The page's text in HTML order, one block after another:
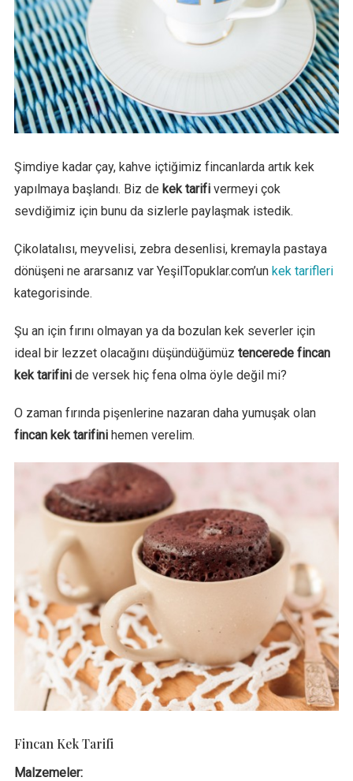
Şimdiye kadar çay, kahve içtiğimiz fincanlarda artık kek
yapılmaya başlandı. Biz de kek tarifivermeyi çok
sevdiğimiz için bunu da sizlerle paylaşmak istedik.
Çikolatalısı, meyvelisi, zebra desenlisi, kremayla pastaya
dönüşeni ne ararsanız var YeşilTopuklar.com’un kek tarifleri
kategorisinde.
Şu an için fırını olmayan ya da bozulan kek severler için
ideal bir lezzet olacağını düşündüğümüz tencerede fincan
kek tarifinide versek hiç fena olma öyle değil mi?
O zaman fırında pişenlerine nazaran daha yumuşak olan
fincan kek tarifinihemen verelim.
Fincan Kek Tarifi
Malzemeler: